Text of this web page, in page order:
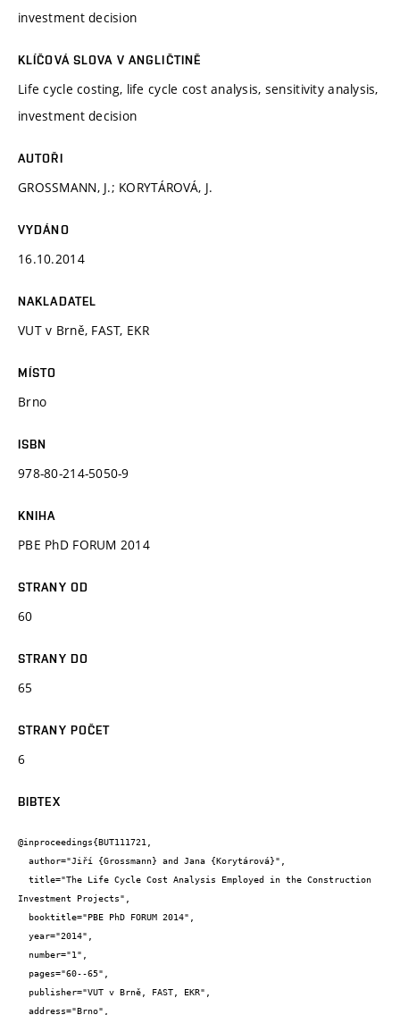
investment decision
KLÍČOVÁ SLOVA V ANGLIČTINĚ
Life cycle costing, life cycle cost analysis, sensitivity analysis,
investment decision
AUTOŘI
GROSSMANN, J.; KORYTÁROVÁ, J.
VYDÁNO
16.10.2014
NAKLADATEL
VUT v Brně, FAST, EKR
MÍSTO
Brno
ISBN
978-80-214-5050-9
KNIHA
PBE PhD FORUM 2014
STRANY OD
60
STRANY DO
65
STRANY POČET
6
BIBTEX
@inproceedings{BUT111721,
Investment Projects",